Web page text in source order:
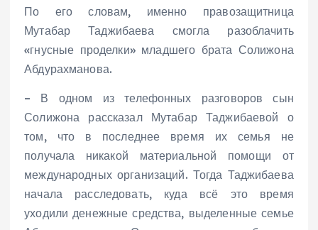
По его словам, именно правозащитница
Мутабар Таджибаева смогла разоблачить
«гнусные проделки» младшего брата Солижона
Абдурахманова.
– В одном из телефонных разговоров сын
Солижона рассказал Мутабар Таджибаевой о
том, что в последнее время их семья не
получала никакой материальной помощи от
международных организаций. Тогда Таджибаева
начала расследовать, куда всё это время
уходили денежные средства, выделенные семье